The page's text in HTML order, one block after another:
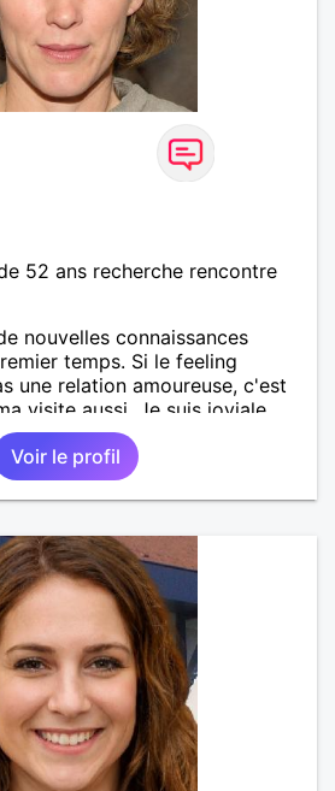
52 ans recherche rencontre
nouvelles connaissances
temps. Si le feeling
une relation amoureuse, c'est
visite aussi. Je suis joviale,
et dynamique !
Voir le profil